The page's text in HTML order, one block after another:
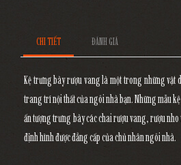
CHI TIẾT ĐÁNH GIÁ
Kệ trưng bày rượu vanglà một trong những vật
trang trí nội thất của ngôi nhà bạn. Những mẫu
ấn tượng trưng bày các chai rượu vang, rượu
định hình được đẳng cấp của chủ nhân ngôi nhà.